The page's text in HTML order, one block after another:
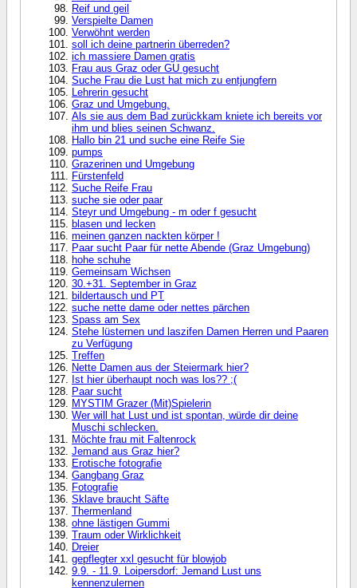
Reif und geil
Verspielte Damen
Verwöhnt werden
soll ich deine partnerin überreden?
ich massiere Damen gratis
Frau aus Graz oder GU gesucht
Suche Frau die Lust hat mich zu entjungfern
Lehrerin gesucht
Graz und Umgebung.
Als sie aus dem Bad zurückkam kniete ich bereits vor
ihm und blies seinen Schwanz.
Hallo bin 21 und suche eine Reife Sie
pumps
Grazerinen und Umgebung
Fürstenfeld
Suche Reife Frau
suche sie oder paar
Steyr und Umgebung - m oder f gesucht
blasen und lecken
meinen ganzen nackten körper !
Paar sucht Paar für nette Abende (Graz Umgebung)
hohe schuhe
Gemeinsam Wichsen
30.+31. September in Graz
bildertausch und PT
suche nette dame oder nettes pärchen
Spass am Sex
Stehe lüsternen und laszifen Damen Herren und Paaren
zu Verfügung
Treffen
Nette Damen aus der Steiermark hier?
Ist hier überhaupt noch was los?? ;(
Paar sucht
MYSTIM Grazer (Mit)Spielerin
Wer will hat Lust und ist spontan, würde dir deine
Muschi schlecken.
Möchte frau mit Faltenrock
Jemand aus Graz hier?
Erotische fotografie
Gangbang Graz
Fotografie
Sklave braucht Säfte
Thermenland
ohne lästigen Gummi
Traum oder Wirklichkeit
Dreier
gepflegter xxl gesucht für blowjob
9.9. - 11.9. Loipersdorf: Jemand Lust uns
kennenzulernen